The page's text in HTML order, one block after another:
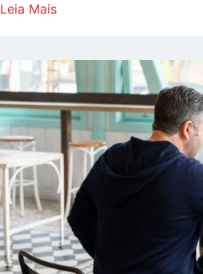
Leia Mais